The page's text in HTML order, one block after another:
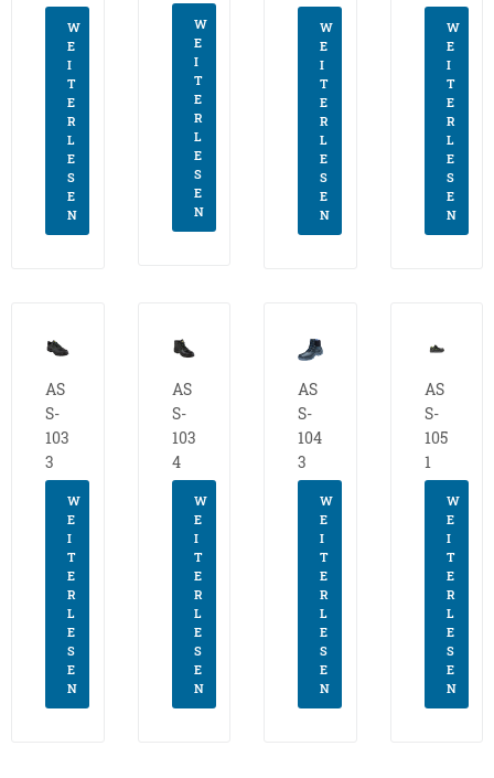
W
E
I
T
E
R
L
E
S
E
N
W
E
I
T
E
R
L
E
S
E
N
W
E
I
T
E
R
L
E
S
E
N
W
E
I
T
E
R
L
E
S
E
N
AS
S-
103
3
W
E
I
T
E
R
L
E
S
E
N
AS
S-
103
4
W
E
I
T
E
R
L
E
S
E
N
AS
S-
104
3
W
E
I
T
E
R
L
E
S
E
N
AS
S-
105
1
W
E
I
T
E
R
L
E
S
E
N